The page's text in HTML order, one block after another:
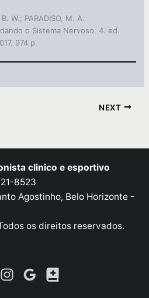
W.; PARADISO, M. A.
o Sistema Nervoso. 4. ed.
974 p.
NEXT
clinico e esportivo
8523
Agostinho, Belo Horizonte -
os direitos reservados.